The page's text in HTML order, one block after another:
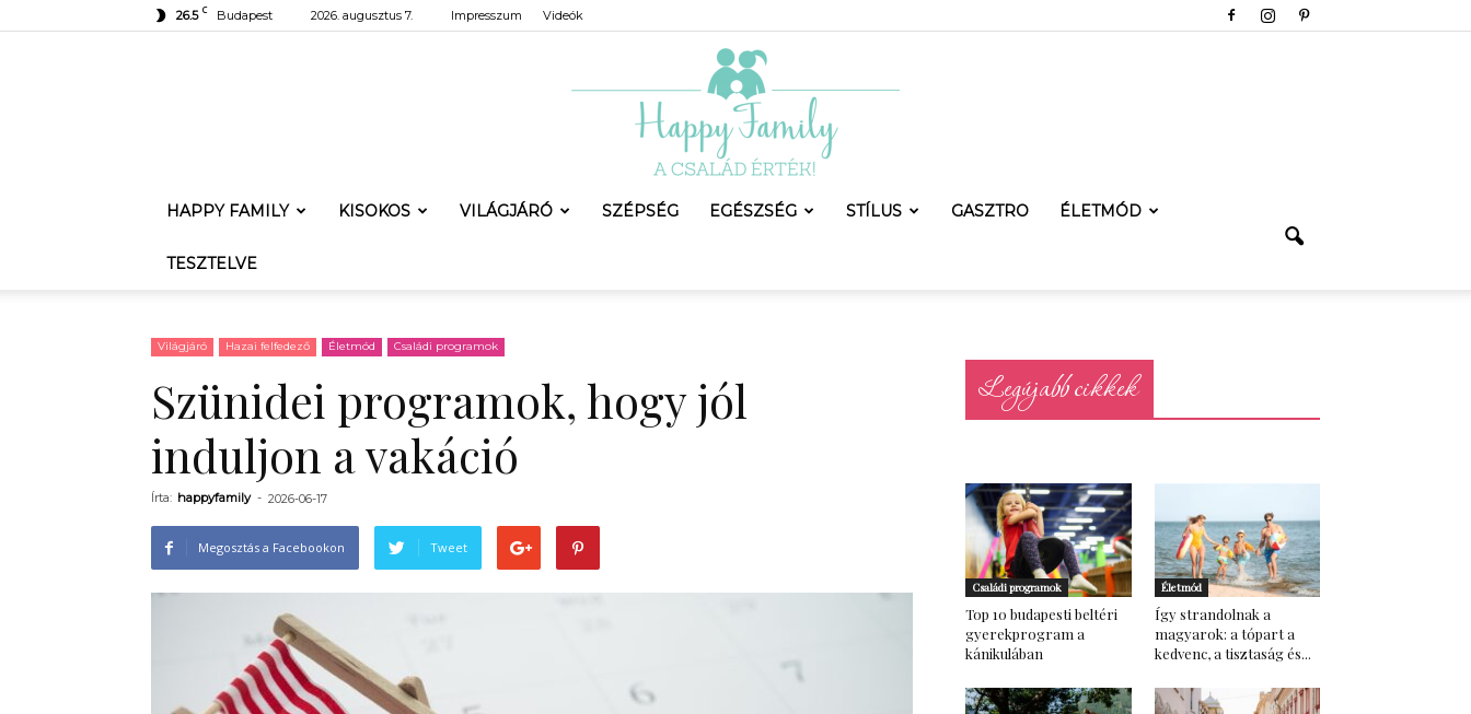
26.5 C Budapest 2026. augusztus 7. Impresszum Videók
HAPPY FAMILY KISOKOS VILÁGJÁRÓ SZÉPSÉG EGÉSZSÉG STÍLUS GASZTRO ÉLETMÓD
TESZTELVE
Világjáró Hazai felfedező Életmód Családi programok
Szünidei programok, hogy jól
induljon a vakáció
Írta: happyfamily - 2026-06-17
Megosztás a Facebookon Tweet
Legújabb cikkek
Családi programok
Top 10 budapesti beltéri
gyerekprogram a
kánikulában
Életmód
Így strandolnak a
magyarok: a tópart a
kedvenc, a tisztaság és...